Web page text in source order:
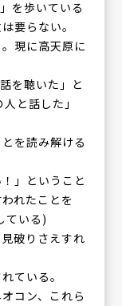
を歩いている
要らない。
現に高天原に
を聴いた」と
と話した」
を読み解ける
」ということ
れたことを
ている)
破りさえすれ
ている。
コン、これら